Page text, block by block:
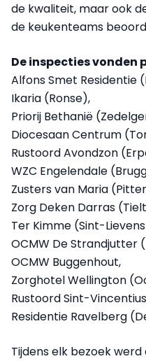
de kwaliteit, maar ook
de keukenteams
De inspecties vonden
Alfons Smet Residentie
Ikaria (Ronse),
Priorij Bethanië
Diocesaan Centrum
Rustoord Avondzon
WZC Engelendale
Zusters van Maria
Zorg Deken Darras
Ter Kimme (Sint-
OCMW De Strandjutter
OCMW Buggenhout,
Zorghotel Wellington
Rustoord Sint-
Residentie Ravelberg
Tijdens elk bezoek